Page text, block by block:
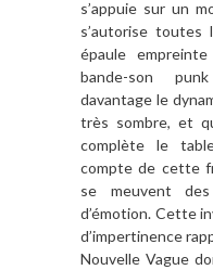
s’appuie sur un
s’autorise toutes
épaule
bande-son
davantage le
très sombre, et
complète le
compte de cette
se meuvent
d’émotion. Cette
d’impertinence
Nouvelle Vague